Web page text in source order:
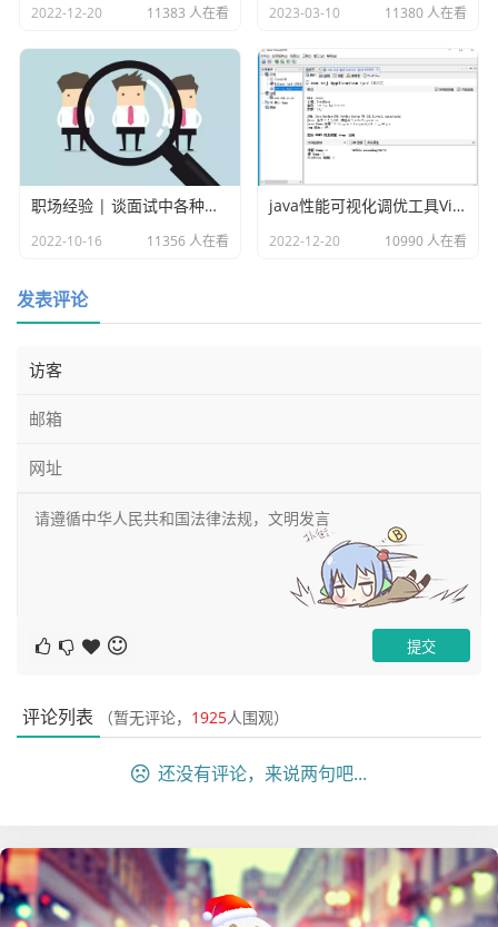
public class QLExpressDemo1 {
	public static void main(String[] args) th
rows Exception {
		String express3 = "如果\r\n"
		+ "	年龄 大于等于 18\r\n"
				+ "那么\r\n"
				+ "否则\r\n"
		ExpressRunner runner = new Expres
		runner.addFunctionOfClassMethod
t", new String[] { "String" }, null);
		runner.addOperatorWithAlias("否
		runner.addOperatorWithAlias("大
于", ">", null);
		runner.addOperatorWithAlias("大于
等于", ">=", null);
		runner.addOperatorWithAlias("小于
等于", "<", null);
2022-12-20 11383 人在看 2023-03-10 11380 人在看
职场经验 | 谈面试中各种各样的坑
2022-10-16 11356 人在看
java性能可视化调优工具VisualVM
2022-12-20 10990 人在看
发表评论
评论列表 （暂无评论， 1925人围观）
还没有评论，来说两句吧...